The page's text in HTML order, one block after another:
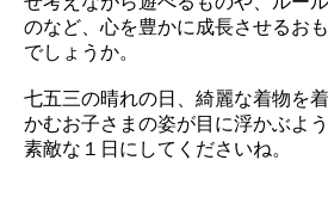
のなど、心を豊かに成長させるお
でしょうか。
七五三の晴れの日、綺麗な着物を
かむお子さまの姿が目に浮かぶよ
素敵な１日にしてくださいね。